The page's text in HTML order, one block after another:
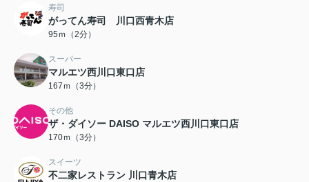
寿司
がってん寿司 川口西青木店
95ｍ（2分）
スーパー
マルエツ西川口東口店
167ｍ（3分）
その他
ザ・ダイソー DAISO マルエツ西川口東口店
170ｍ（3分）
スイーツ
不二家レストラン 川口青木店